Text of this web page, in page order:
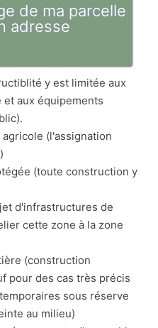
de ma parcelle
adresse
y est limitée aux
et aux équipements
(l'assignation
(toute construction y
d'infrastructures de
cette zone à la zone
(construction
pour des cas très précis
sous réserve
au milieu)